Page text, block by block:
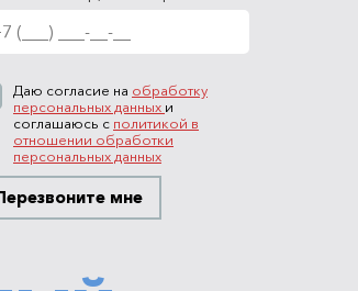
Даю согласие на обработку
персональных данных и
соглашаюсь с политикой в
отношении обработки
персональных данных
Перезвоните мне